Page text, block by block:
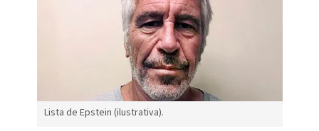
Lista de Epstein (ilustrativa).